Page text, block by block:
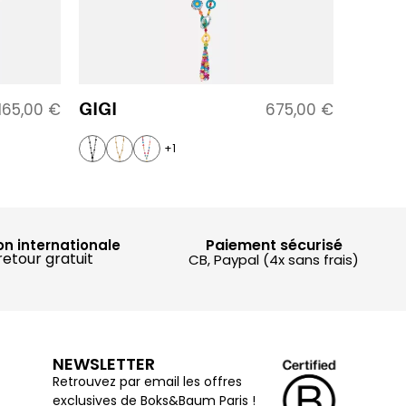
€ GIGI 675,00 €
+1
internationale
gratuit
Paiement sécurisé
CB, Paypal (4x sans frais)
NEWSLETTER
Retrouvez par email les offres
exclusives de Boks&Baum Paris !